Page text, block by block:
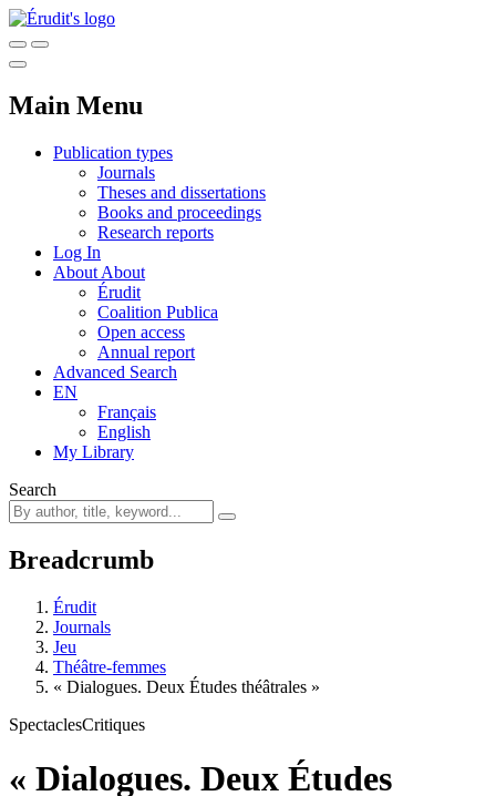
Main Menu
Publication types
Journals
Theses and dissertations
Books and proceedings
Research reports
Log In
About About
Érudit
Coalition Publica
Open access
Annual report
Advanced Search
EN
Français
English
My Library
Search
Breadcrumb
Érudit
Journals
Jeu
Théâtre-femmes
« Dialogues. Deux Études théâtrales »
SpectaclesCritiques
« Dialogues. Deux Études